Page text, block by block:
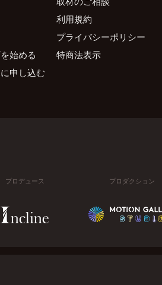
始める
申し込む
利用規約
プライバシーポリシー
特商法表示
プロデュース プロダクション